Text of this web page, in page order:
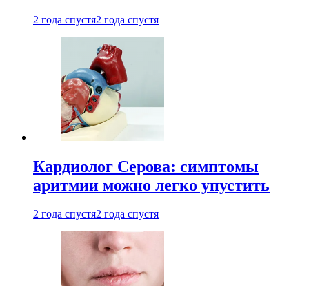
2 года спустя2 года спустя
Кардиолог Серова: симптомы
аритмии можно легко упустить
2 года спустя2 года спустя